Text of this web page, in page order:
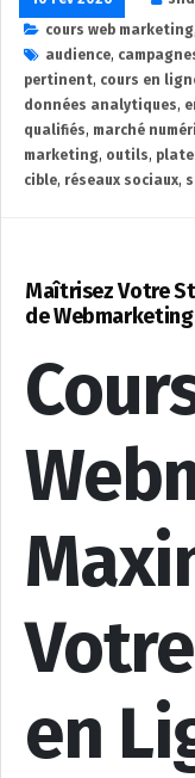
cours web marketing
audience,
pertinent, cours en
données analytiques,
qualifiés, marché
marketing, outils,
cible, réseaux sociaux,
Maîtrisez Votre
de Webmarketing
en